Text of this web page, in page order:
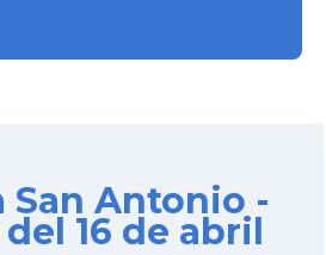
San Antonio -
16 de abril